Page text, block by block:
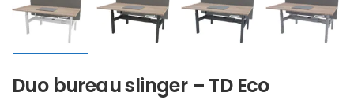
Duo bureau slinger – TD Eco